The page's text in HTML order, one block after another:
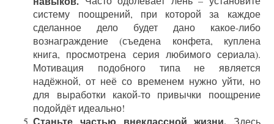
систему поощрений, при которой за каждое
сделанное дело будет дано какое-либо
вознаграждение (съедена конфета, куплена
книга, просмотрена серия любимого сериала).
Мотивация подобного типа не является
надёжной, от неё со временем нужно уйти, но
для выработки какой-то привычки поощрение
подойдёт идеально!